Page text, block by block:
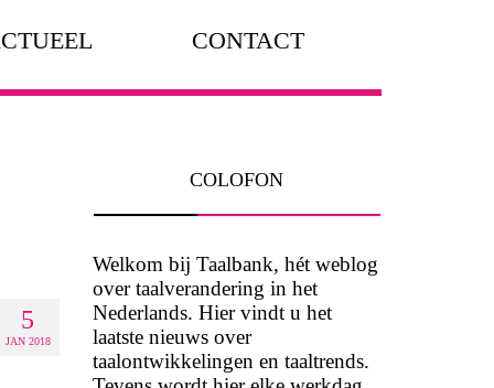
CONTACT
5
JAN 2018
COLOFON
Welkom bij Taalbank, hét weblog
over taalverandering in het
Nederlands. Hier vindt u het
laatste nieuws over
taalontwikkelingen en taaltrends.